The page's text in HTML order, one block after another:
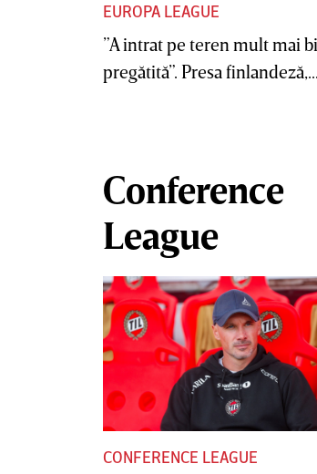
EUROPA LEAGUE
”A intrat pe teren mult mai
pregătită”. Presa
Conference
League
CONFERENCE LEAGUE